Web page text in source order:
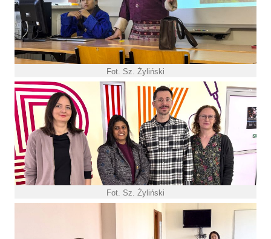
Fot. Sz. Żyliński
Fot. Sz. Żyliński